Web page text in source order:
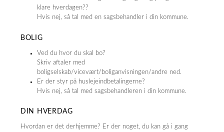
klare hverdagen??
Hvis nej, så tal med en sagsbehandler i din kommune.
BOLIG
Ved du hvor du skal bo?
Skriv aftaler med
boligselskab/vicevært/boliganvisningen/andre ned.
Er der styr på huslejeindbetalingerne?
Hvis nej, så tal med sagsbehandleren i din kommune.
DIN HVERDAG
Hvordan er det derhjemme? Er der noget, du kan gå i gang